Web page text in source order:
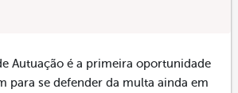
Autuação é a primeira oportunidade
para se defender da multa ainda em